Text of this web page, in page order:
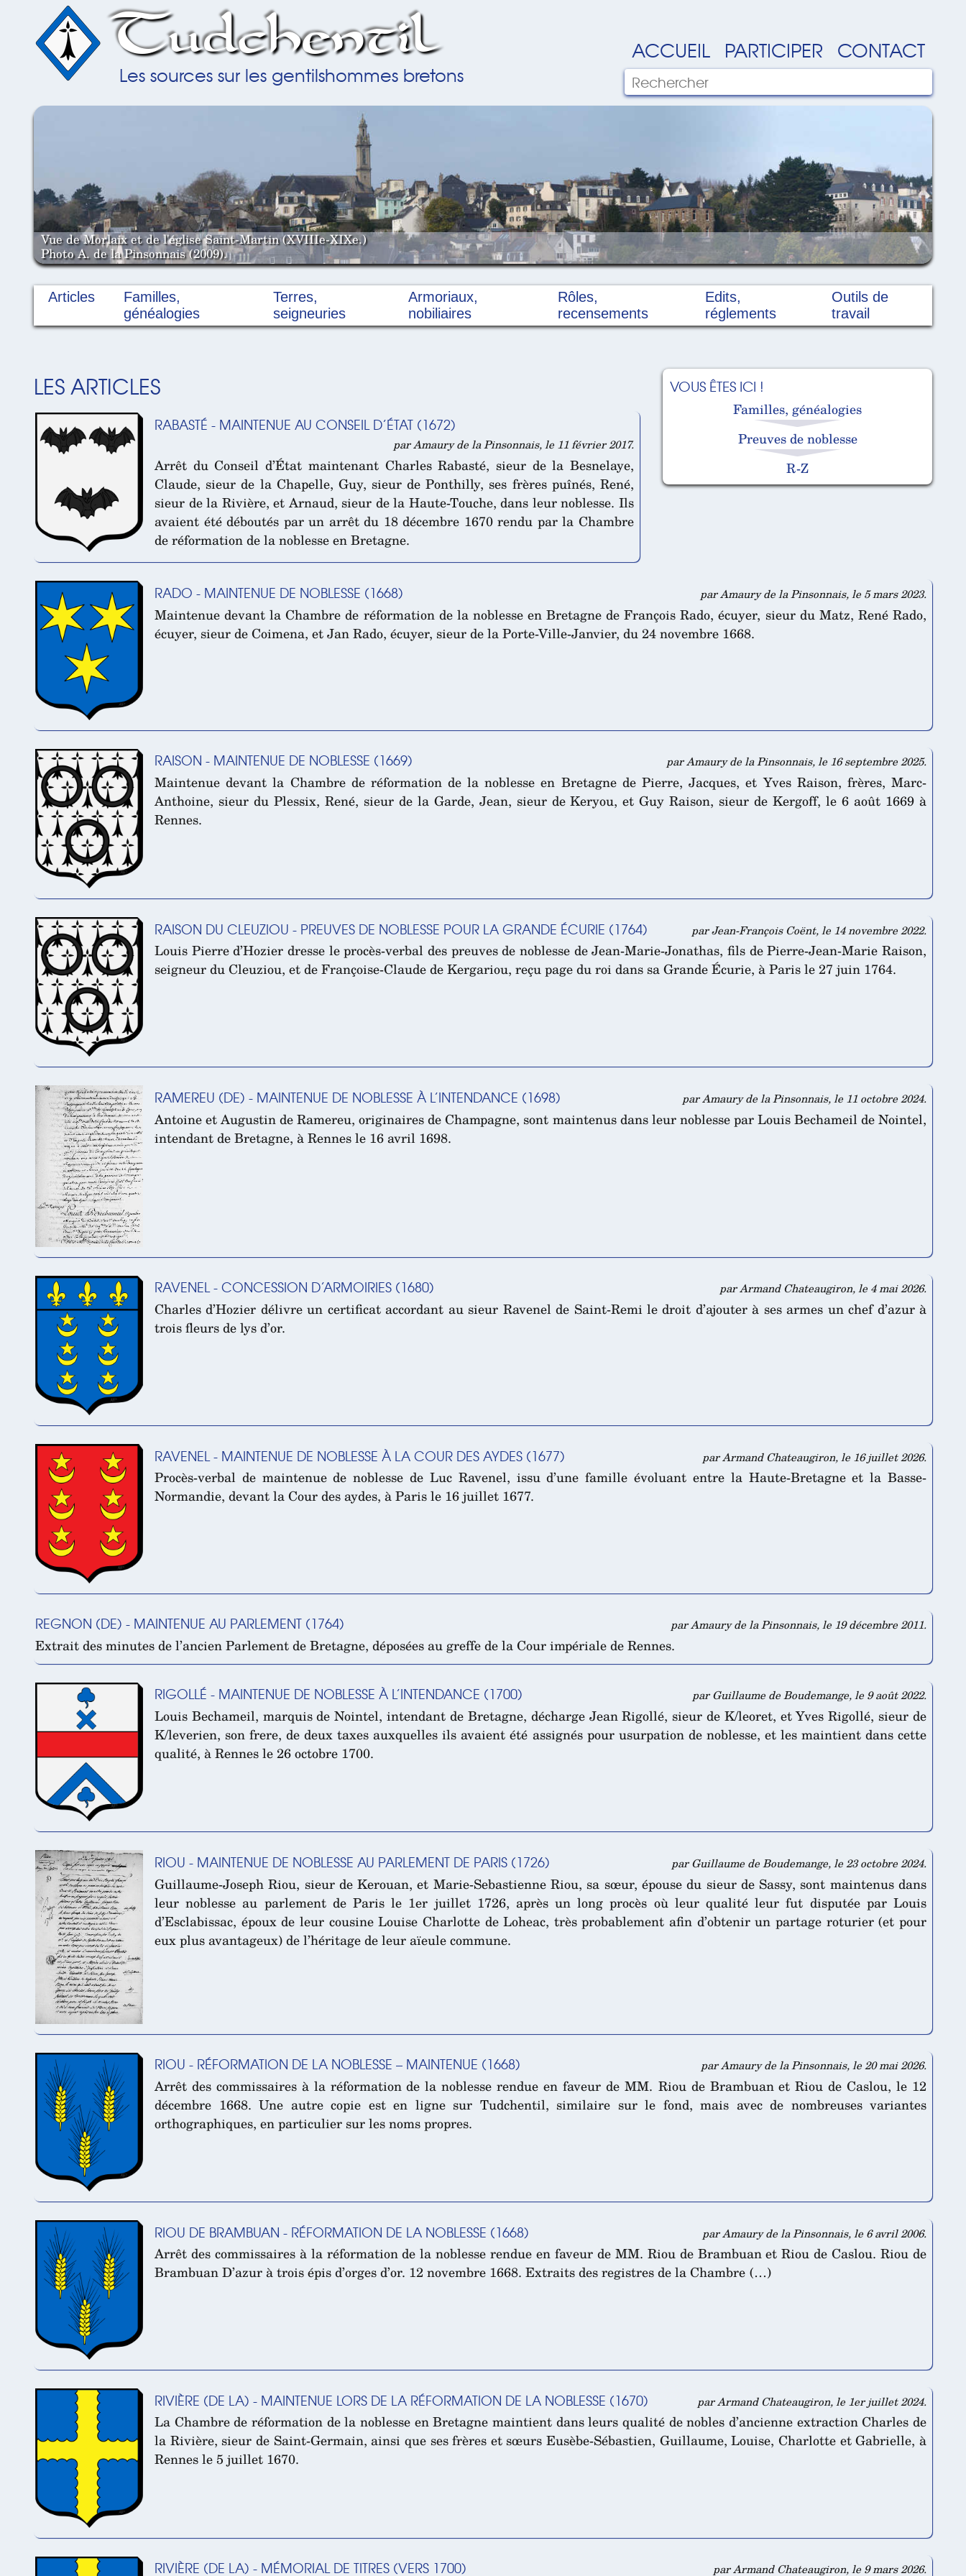
Tudchentil
Les sources sur les gentilshommes bretons
ACCUEIL PARTICIPER CONTACT
Vue de Morlaix et de l'église Saint-Martin (XVIIIe-XIXe.)
Photo A. de la Pinsonnais (2009).
Articles
Familles,
généalogies
Terres,
seigneuries
Armoriaux,
nobiliaires
Rôles,
recensements
Edits,
réglements
Outils de
travail
VOUS ÊTES ICI !
Familles, généalogies
Preuves de noblesse
R-Z
LES ARTICLES
RABASTÉ - MAINTENUE AU CONSEIL D’ÉTAT (1672)
par Amaury de la Pinsonnais, le 11 février 2017.
Arrêt du Conseil d’État maintenant Charles Rabasté, sieur de la Besnelaye,
Claude, sieur de la Chapelle, Guy, sieur de Ponthilly, ses frères puînés, René,
sieur de la Rivière, et Arnaud, sieur de la Haute-Touche, dans leur noblesse. Ils
avaient été déboutés par un arrêt du 18 décembre 1670 rendu par la Chambre
de réformation de la noblesse en Bretagne.
RADO - MAINTENUE DE NOBLESSE (1668) par Amaury de la Pinsonnais, le 5 mars 2023.
Maintenue devant la Chambre de réformation de la noblesse en Bretagne de François Rado, écuyer, sieur du Matz, René Rado,
écuyer, sieur de Coimena, et Jan Rado, écuyer, sieur de la Porte-Ville-Janvier, du 24 novembre 1668.
RAISON - MAINTENUE DE NOBLESSE (1669) par Amaury de la Pinsonnais, le 16 septembre 2025.
Maintenue devant la Chambre de réformation de la noblesse en Bretagne de Pierre, Jacques, et Yves Raison, frères, Marc-
Anthoine, sieur du Plessix, René, sieur de la Garde, Jean, sieur de Keryou, et Guy Raison, sieur de Kergoff, le 6 août 1669 à
Rennes.
RAISON DU CLEUZIOU - PREUVES DE NOBLESSE POUR LA GRANDE ÉCURIE (1764) par Jean-François Coënt, le 14 novembre 2022.
Louis Pierre d’Hozier dresse le procès-verbal des preuves de noblesse de Jean-Marie-Jonathas, fils de Pierre-Jean-Marie Raison,
seigneur du Cleuziou, et de Françoise-Claude de Kergariou, reçu page du roi dans sa Grande Écurie, à Paris le 27 juin 1764.
RAMEREU (DE) - MAINTENUE DE NOBLESSE À L’INTENDANCE (1698) par Amaury de la Pinsonnais, le 11 octobre 2024.
Antoine et Augustin de Ramereu, originaires de Champagne, sont maintenus dans leur noblesse par Louis Bechameil de Nointel,
intendant de Bretagne, à Rennes le 16 avril 1698.
RAVENEL - CONCESSION D’ARMOIRIES (1680) par Armand Chateaugiron, le 4 mai 2026.
Charles d’Hozier délivre un certificat accordant au sieur Ravenel de Saint-Remi le droit d’ajouter à ses armes un chef d’azur à
trois fleurs de lys d’or.
RAVENEL - MAINTENUE DE NOBLESSE À LA COUR DES AYDES (1677) par Armand Chateaugiron, le 16 juillet 2026.
Procès-verbal de maintenue de noblesse de Luc Ravenel, issu d’une famille évoluant entre la Haute-Bretagne et la Basse-
Normandie, devant la Cour des aydes, à Paris le 16 juillet 1677.
REGNON (DE) - MAINTENUE AU PARLEMENT (1764) par Amaury de la Pinsonnais, le 19 décembre 2011.
Extrait des minutes de l’ancien Parlement de Bretagne, déposées au greffe de la Cour impériale de Rennes.
RIGOLLÉ - MAINTENUE DE NOBLESSE À L’INTENDANCE (1700) par Guillaume de Boudemange, le 9 août 2022.
Louis Bechameil, marquis de Nointel, intendant de Bretagne, décharge Jean Rigollé, sieur de K/leoret, et Yves Rigollé, sieur de
K/leverien, son frere, de deux taxes auxquelles ils avaient été assignés pour usurpation de noblesse, et les maintient dans cette
qualité, à Rennes le 26 octobre 1700.
RIOU - MAINTENUE DE NOBLESSE AU PARLEMENT DE PARIS (1726) par Guillaume de Boudemange, le 23 octobre 2024.
Guillaume-Joseph Riou, sieur de Kerouan, et Marie-Sebastienne Riou, sa sœur, épouse du sieur de Sassy, sont maintenus dans
leur noblesse au parlement de Paris le 1er juillet 1726, après un long procès où leur qualité leur fut disputée par Louis
d’Esclabissac, époux de leur cousine Louise Charlotte de Loheac, très probablement afin d’obtenir un partage roturier (et pour
eux plus avantageux) de l’héritage de leur aïeule commune.
RIOU - RÉFORMATION DE LA NOBLESSE – MAINTENUE (1668) par Amaury de la Pinsonnais, le 20 mai 2026.
Arrêt des commissaires à la réformation de la noblesse rendue en faveur de MM. Riou de Brambuan et Riou de Caslou, le 12
décembre 1668. Une autre copie est en ligne sur Tudchentil, similaire sur le fond, mais avec de nombreuses variantes
orthographiques, en particulier sur les noms propres.
RIOU DE BRAMBUAN - RÉFORMATION DE LA NOBLESSE (1668) par Amaury de la Pinsonnais, le 6 avril 2006.
Arrêt des commissaires à la réformation de la noblesse rendue en faveur de MM. Riou de Brambuan et Riou de Caslou. Riou de
Brambuan D’azur à trois épis d’orges d’or. 12 novembre 1668. Extraits des registres de la Chambre (…)
RIVIÈRE (DE LA) - MAINTENUE LORS DE LA RÉFORMATION DE LA NOBLESSE (1670) par Armand Chateaugiron, le 1er juillet 2024.
La Chambre de réformation de la noblesse en Bretagne maintient dans leurs qualité de nobles d’ancienne extraction Charles de
la Rivière, sieur de Saint-Germain, ainsi que ses frères et sœurs Eusèbe-Sébastien, Guillaume, Louise, Charlotte et Gabrielle, à
Rennes le 5 juillet 1670.
RIVIÈRE (DE LA) - MÉMORIAL DE TITRES (VERS 1700) par Armand Chateaugiron, le 9 mars 2026.